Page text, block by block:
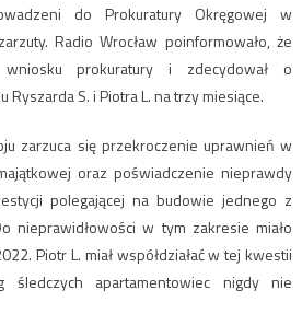
do Prokuratury Okręgowej w
Radio Wrocław poinformowało, że
prokuratury i zdecydował o
S. i Piotra L. na trzy miesiące.
zarzuca się przekroczenie uprawnień w
oraz poświadczenie nieprawdy
polegającej na budowie jednego z
nieprawidłowości w tym zakresie miało
Piotr L. miał współdziałać w tej kwestii
śledczych apartamentowiec nigdy nie